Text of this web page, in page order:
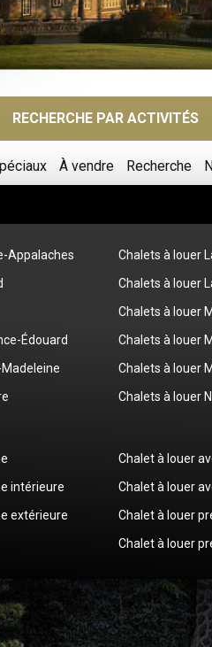
RECHERCHE PAR ACTIVITÉS
À vendre Recherche
Appalaches
Édouard
Chalets à louer
Chalets à louer
Chalets à louer
Chalets à louer
Chalets à louer
Chalets à louer
intérieure
extérieure
Chalet à louer
Chalet à louer
Chalet à louer
Chalet à louer